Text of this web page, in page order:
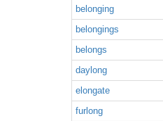
belonging
belongings
belongs
daylong
elongate
furlong